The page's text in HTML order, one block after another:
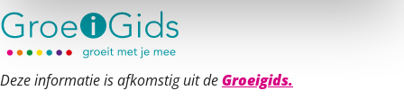
Deze informatie is afkomstig uit deGroeigids.